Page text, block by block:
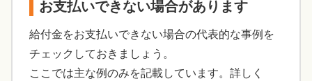
お支払いできない場合があります
給付金をお支払いできない場合の代表的な事例を
チェックしておきましょう。
ここでは主な例のみを記載しています。詳しく